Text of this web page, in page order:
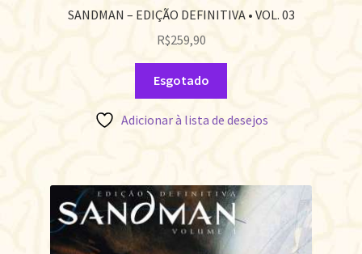
SANDMAN – EDIÇÃO DEFINITIVA • VOL. 03
R$259,90
Esgotado
Adicionar à lista de desejos